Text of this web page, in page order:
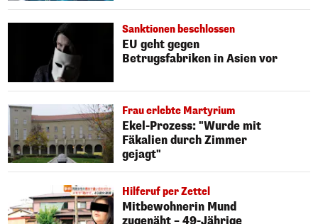
Sanktionen beschlossen
EU geht gegen
Betrugsfabriken in Asien vor
Frau erlebte Martyrium
Ekel-Prozess: "Wurde mit
Fäkalien durch Zimmer
gejagt"
Hilferuf per Zettel
Mitbewohnerin Mund